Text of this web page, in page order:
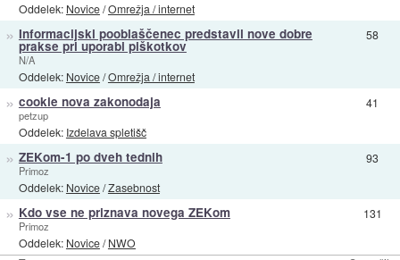
Oddelek: Novice/Omrežja / internet
» Informacijski pooblaščenec predstavil nove dobre
prakse pri uporabi piškotkov
N/A
Oddelek: Novice/Omrežja / internet
58
» cookie nova zakonodaja
petzup
Oddelek: Izdelava spletišč
41
» ZEKom-1 po dveh tednih
Primoz
Oddelek: Novice/Zasebnost
93
» Kdo vse ne priznava novega ZEKom
Primoz
Oddelek: Novice/NWO
131